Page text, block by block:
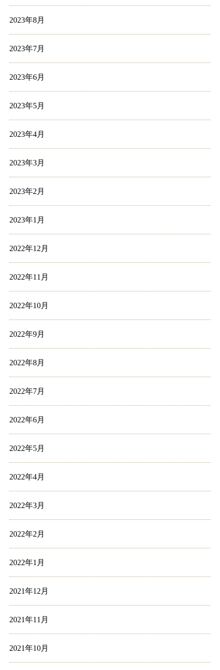
2023年8月
2023年7月
2023年6月
2023年5月
2023年4月
2023年3月
2023年2月
2023年1月
2022年12月
2022年11月
2022年10月
2022年9月
2022年8月
2022年7月
2022年6月
2022年5月
2022年4月
2022年3月
2022年2月
2022年1月
2021年12月
2021年11月
2021年10月